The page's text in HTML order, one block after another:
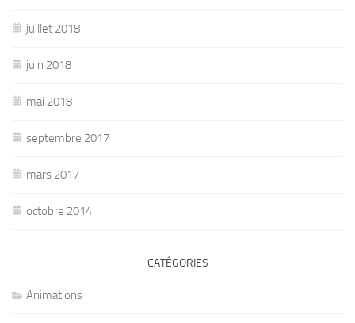
juillet 2018
juin 2018
mai 2018
septembre 2017
mars 2017
octobre 2014
CATÉGORIES
Animations